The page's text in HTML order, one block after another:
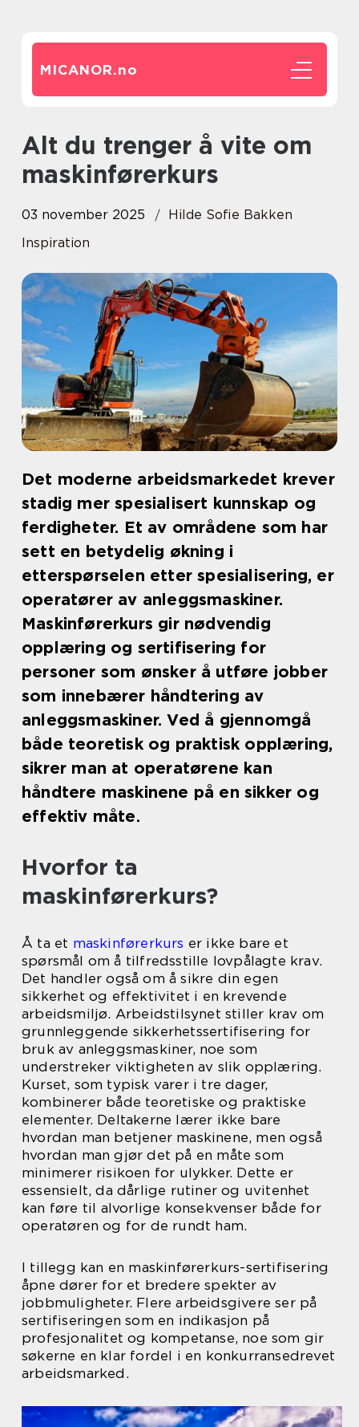
MICANOR.no
Alt du trenger å vite om
maskinførerkurs
03 november 2025
Hilde Sofie Bakken
Inspiration
Det moderne arbeidsmarkedet krever
stadig mer spesialisert kunnskap og
ferdigheter. Et av områdene som har
sett en betydelig økning i
etterspørselen etter spesialisering, er
operatører av anleggsmaskiner.
Maskinførerkurs gir nødvendig
opplæring og sertifisering for
personer som ønsker å utføre jobber
som innebærer håndtering av
anleggsmaskiner. Ved å gjennomgå
både teoretisk og praktisk opplæring,
sikrer man at operatørene kan
håndtere maskinene på en sikker og
effektiv måte.
Hvorfor ta
maskinførerkurs?
Å ta et maskinførerkurs er ikke bare et
spørsmål om å tilfredsstille lovpålagte krav.
Det handler også om å sikre din egen
sikkerhet og effektivitet i en krevende
arbeidsmiljø. Arbeidstilsynet stiller krav om
grunnleggende sikkerhetssertifisering for
bruk av anleggsmaskiner, noe som
understreker viktigheten av slik opplæring.
Kurset, som typisk varer i tre dager,
kombinerer både teoretiske og praktiske
elementer. Deltakerne lærer ikke bare
hvordan man betjener maskinene, men også
hvordan man gjør det på en måte som
minimerer risikoen for ulykker. Dette er
essensielt, da dårlige rutiner og uvitenhet
kan føre til alvorlige konsekvenser både for
operatøren og for de rundt ham.
I tillegg kan en maskinførerkurs-sertifisering
åpne dører for et bredere spekter av
jobbmuligheter. Flere arbeidsgivere ser på
sertifiseringen som en indikasjon på
profesjonalitet og kompetanse, noe som gir
søkerne en klar fordel i en konkurransedrevet
arbeidsmarked.